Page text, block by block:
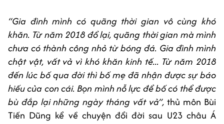
“Gia đình mình có quãng thời gian vô cùng khó
khăn. Từ năm 2018 đổ lại, quãng thời gian mà mình
chưa có thành công nhỏ từ bóng đá. Gia đình mình
chật vật, vất vả vì khó khăn kinh tế... Từ năm 2018
đến lúc bố qua đời thì bố mẹ đã nhận được sự báo
hiếu của con cái. Bọn mình nỗ lực để bố có thể được
bù đắp lại những ngày tháng vất vả”,thủ môn Bùi
Tiến Dũng kể về chuyện đổi đời sau U23 châu Á